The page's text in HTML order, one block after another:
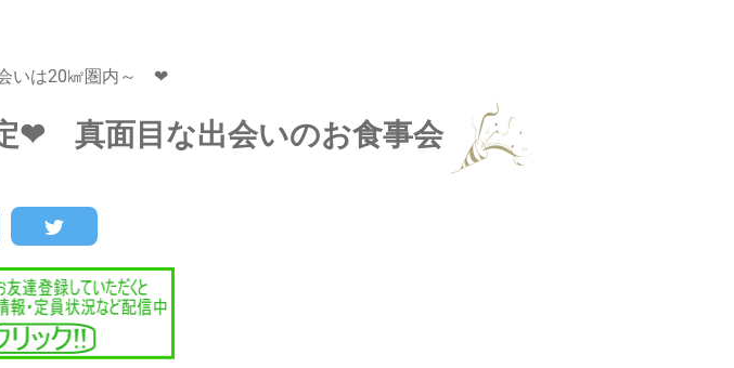
いは20㎢圏内～ ❤
❤ 真面目な出会いのお食事会